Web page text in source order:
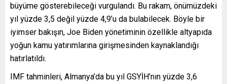
büyüme gösterebileceği vurgulandı. Bu rakam, önümüzdeki
yıl yüzde 3,5 değil yüzde 4,9’u da bulabilecek. Böyle bir
iyimser bakışın, Joe Biden yönetiminin özellikle altyapıda
yoğun kamu yatırımlarına girişmesinden kaynaklandığı
hatırlatıldı.
IMF tahminleri, Almanya’da bu yıl GSYİH’nın yüzde 3,6